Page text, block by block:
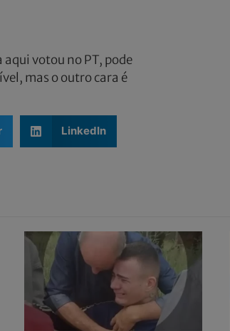
votou no PT, pode
mas o outro cara é
LinkedIn